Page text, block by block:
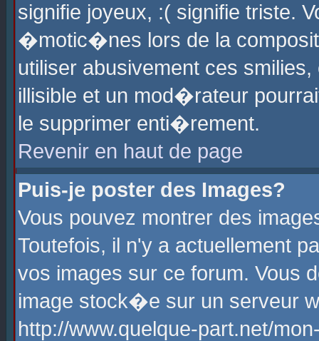
signifie joyeux, :( signifie triste.
�motic�nes lors de la
utiliser abusivement ces
illisible et un mod�rateur
le supprimer enti�rement.
Revenir en haut de page
Puis-je poster des Images?
Vous pouvez montrer des
Toutefois, il n'y a actuellement
vos images sur ce forum. Vous
image stock�e sur un serveur
http://www.quelque-part.net/